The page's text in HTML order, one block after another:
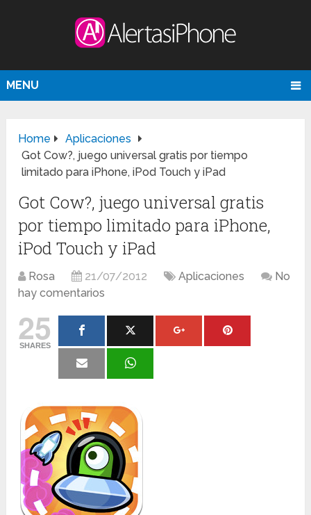
MENU
Home
Aplicaciones
Got Cow?, juego universal gratis por tiempo
limitado para iPhone, iPod Touch y iPad
Got Cow?, juego universal gratis
por tiempo limitado para iPhone,
iPod Touch y iPad
Rosa 21/07/2012 Aplicaciones
No
hay comentarios
25
SHARES